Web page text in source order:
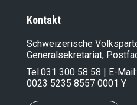
Kontakt
Schweizerische
Generalsekretariat,
Tel.031 300 58 58 | E-Mail:
0023 5235 8557 0001 Y